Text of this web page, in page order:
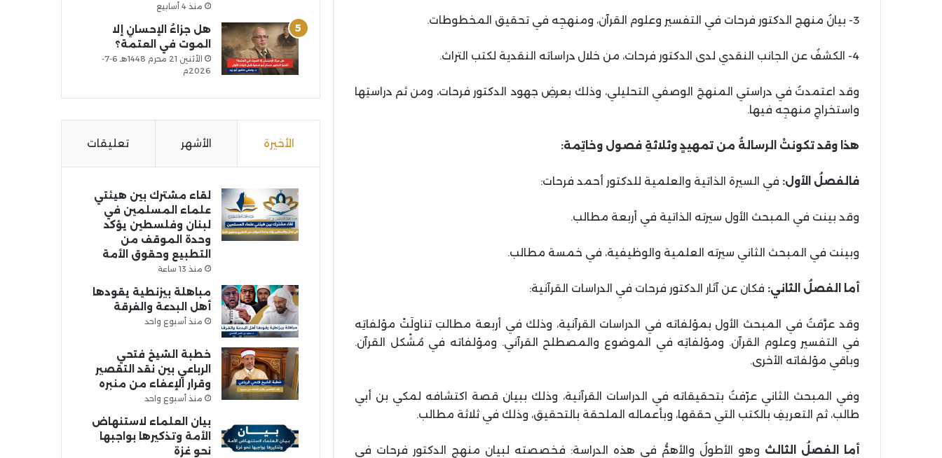
3- بيانُ منهج الدكتور فرحات في التفسير وعلوم القرآن، ومنهجِه في تحقيق المخطوطات.
4- الكشفُ عن الجانب النقدي لدى الدكتور فرحات، من خلال دراساته النقدية لكتب التراث.
وقد اعتمدتُ في دراستي المنهجَ الوصفي التحليلي، وذلك بعرضِ جهود الدكتور فرحات، ومن ثم دراستِها
واستخراجِ منهجِه فيها.
هذا وقد تكونتْ الرسالةُ من تمهيدٍ وثلاثةِ فصول وخاتِمة:
فالفصلُ الأول: في السيرة الذاتية والعلمية للدكتور أحمد فرحات:
وقد بينت في المبحث الأول سيرته الذاتية في أربعة مطالب.
وبينت في المبحث الثاني سيرته العلمية والوظيفية، في خمسة مطالب.
أما الفصلُ الثاني: فكان عن آثار الدكتور فرحات في الدراسات القرآنية:
وقد عرَّفتُ في المبحث الأول بمؤلفاته في الدراسات القرآنية، وذلك في أربعة مطالبَ تناولَتْ مؤلفاتِه
في التفسير وعلوم القرآن. ومؤلفاتِه في الموضوع والمصطلح القرآني. ومؤلفاته في مُشْكل القرآن.
وباقي مؤلفاته الأخرى.
وفي المبحث الثاني عرّفتُ بتحقيقاته في الدراسات القرآنية، وذلك ببيان قصة اكتشافه لمكي بن أبي
طالب، ثم التعريفِ بالكتب التي حققها، وبأعماله الملحقة بالتحقيق، وذلك في ثلاثة مطالب.
أما الفصلُ الثالث وهو الأطولُ والأهمُّ في هذه الدراسة: فخصصته لبيان منهج الدكتور فرحات في
منذ 4 أسابيع
هل جزاءُ الإحسانِ إلا
الموت في العتمة؟
الأثنين 21 محرم 1448هـ 6-7-
2026م
الأخيرة الأشهر تعليقات
لقاء مشترك بين هيئتي
علماء المسلمين في
لبنان وفلسطين يؤكد
وحدة الموقف من
التطبيع وحقوق الأمة
منذ 13 ساعة
مباهلة بيزنطية يقودها
أهل البدعة والفرقة
منذ أسبوع واحد
خطبة الشيخ فتحي
الرباعي بين نقد التقصير
وقرار الإعفاء من منبره
منذ أسبوع واحد
بيان العلماء لاستنهاض
الأمة وتذكيرها بواجبها
نحو غزة